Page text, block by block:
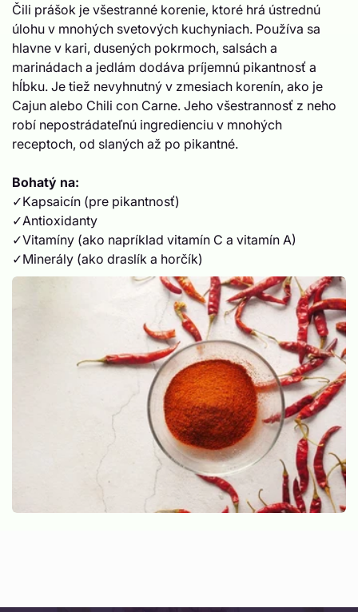
Čili prášok je všestranné korenie, ktoré hrá ústrednú
úlohu v mnohých svetových kuchyniach. Používa sa
hlavne v kari, dusených pokrmoch, salsách a
marinádach a jedlám dodáva príjemnú pikantnosť a
hĺbku. Je tiež nevyhnutný v zmesiach korenín, ako je
Cajun alebo Chili con Carne. Jeho všestrannosť z neho
robí nepostrádateľnú ingredienciu v mnohých
receptoch, od slaných až po pikantné.
Bohatý na:
✓Kapsaicín (pre pikantnosť)
✓Antioxidanty
✓Vitamíny (ako napríklad vitamín C a vitamín A)
✓Minerály (ako draslík a horčík)